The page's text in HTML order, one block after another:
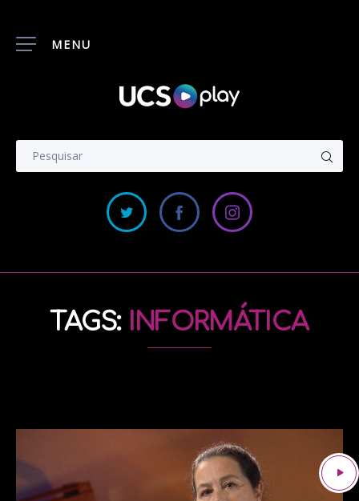
MENU
TAGS: INFORMÁTICA